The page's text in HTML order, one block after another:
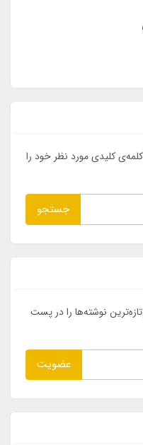
کلیدی مورد نظر خود را
جستجو
نوشته‌ها را در پست
عضویت